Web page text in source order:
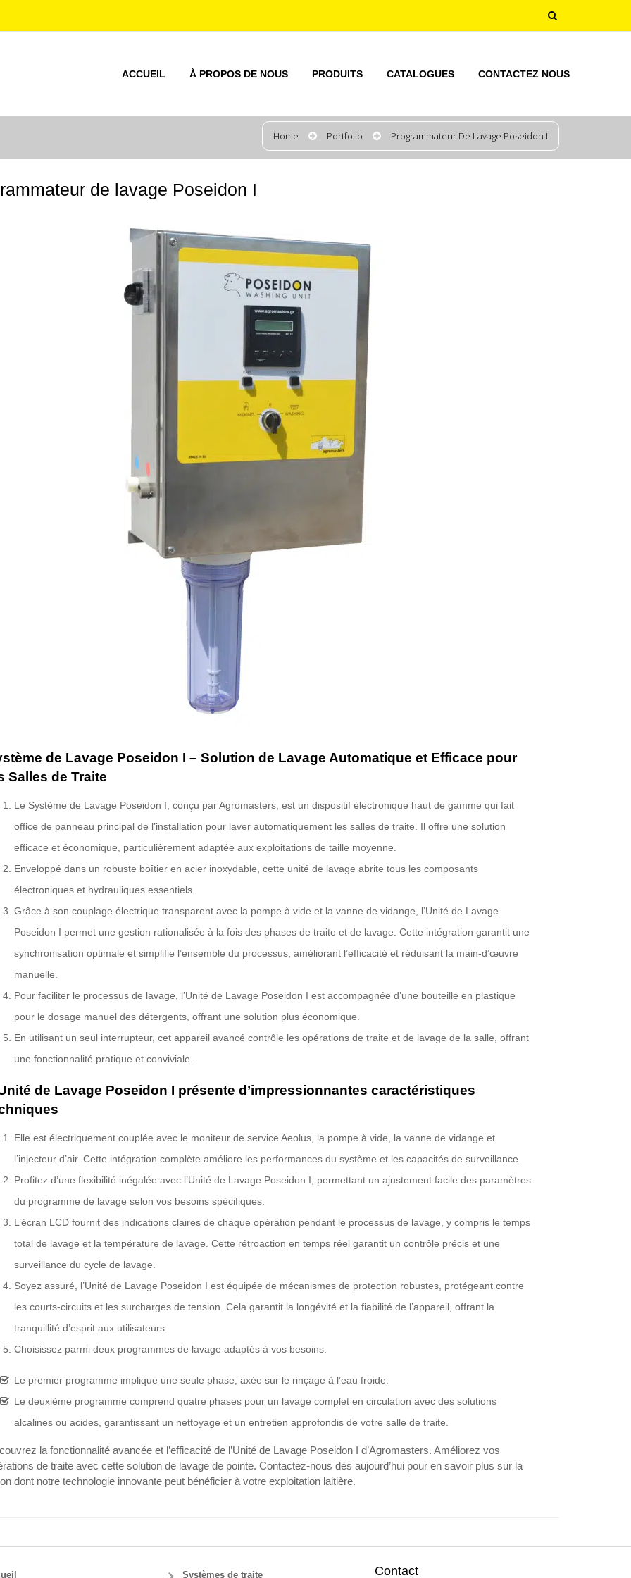
ACCUEIL À PROPOS DE NOUS PRODUITS CATALOGUES CONTACTEZ NOUS
Home Portfolio Programmateur De Lavage Poseidon I
de lavage Poseidon I
de Lavage Poseidon I – Solution de Lavage Automatique et Efficace pour
Salles de Traite
Le Système de Lavage Poseidon I, conçu par Agromasters, est un dispositif électronique haut de gamme qui fait
office de panneau principal de l’installation pour laver automatiquement les salles de traite. Il offre une solution
efficace et économique, particulièrement adaptée aux exploitations de taille moyenne.
Enveloppé dans un robuste boîtier en acier inoxydable, cette unité de lavage abrite tous les composants
électroniques et hydrauliques essentiels.
Grâce à son couplage électrique transparent avec la pompe à vide et la vanne de vidange, l’Unité de Lavage
Poseidon I permet une gestion rationalisée à la fois des phases de traite et de lavage. Cette intégration garantit une
synchronisation optimale et simplifie l’ensemble du processus, améliorant l’efficacité et réduisant la main-d’œuvre
manuelle.
Pour faciliter le processus de lavage, l’Unité de Lavage Poseidon I est accompagnée d’une bouteille en plastique
pour le dosage manuel des détergents, offrant une solution plus économique.
En utilisant un seul interrupteur, cet appareil avancé contrôle les opérations de traite et de lavage de la salle, offrant
une fonctionnalité pratique et conviviale.
de Lavage Poseidon I présente d’impressionnantes caractéristiques
Elle est électriquement couplée avec le moniteur de service Aeolus, la pompe à vide, la vanne de vidange et
l’injecteur d’air. Cette intégration complète améliore les performances du système et les capacités de surveillance.
Profitez d’une flexibilité inégalée avec l’Unité de Lavage Poseidon I, permettant un ajustement facile des paramètres
du programme de lavage selon vos besoins spécifiques.
L’écran LCD fournit des indications claires de chaque opération pendant le processus de lavage, y compris le temps
total de lavage et la température de lavage. Cette rétroaction en temps réel garantit un contrôle précis et une
surveillance du cycle de lavage.
Soyez assuré, l’Unité de Lavage Poseidon I est équipée de mécanismes de protection robustes, protégeant contre
les courts-circuits et les surcharges de tension. Cela garantit la longévité et la fiabilité de l’appareil, offrant la
tranquillité d’esprit aux utilisateurs.
Choisissez parmi deux programmes de lavage adaptés à vos besoins.
Le premier programme implique une seule phase, axée sur le rinçage à l’eau froide.
Le deuxième programme comprend quatre phases pour un lavage complet en circulation avec des solutions
alcalines ou acides, garantissant un nettoyage et un entretien approfondis de votre salle de traite.
la fonctionnalité avancée et l’efficacité de l’Unité de Lavage Poseidon I d’Agromasters. Améliorez vos
de traite avec cette solution de lavage de pointe. Contactez-nous dès aujourd’hui pour en savoir plus sur la
dont notre technologie innovante peut bénéficier à votre exploitation laitière.
Systèmes de traite Contact